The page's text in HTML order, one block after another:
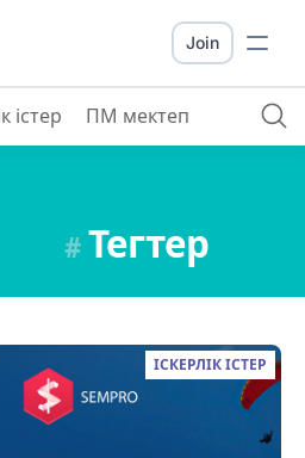
Join
істер ПМ мектеп
#Тегтер
ІСКЕРЛІК ІСТЕР